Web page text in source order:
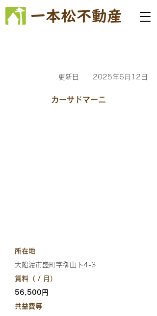
更新日 2025年6月12日
カーサドマーニ
所在地
大船渡市盛町字御山下4-3
賃料（ / 月）
56,500円
共益費等